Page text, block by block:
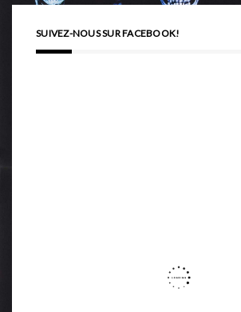
SUIVEZ-NOUS SUR FACEBOOK!